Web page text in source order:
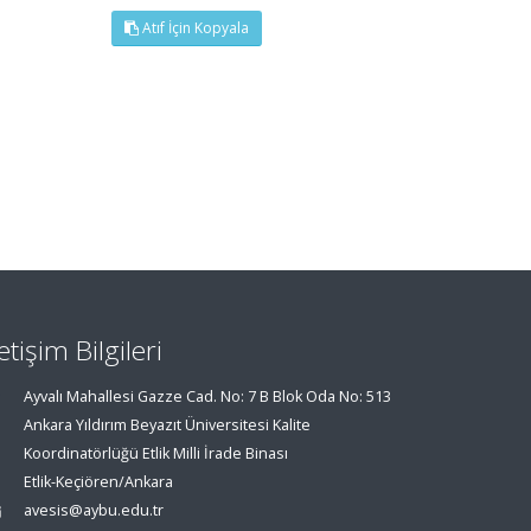
Atıf İçin Kopyala
Bilgileri
Ayvalı Mahallesi Gazze Cad. No: 7 B Blok Oda No: 513
Ankara Yıldırım Beyazıt Üniversitesi Kalite
Koordinatörlüğü Etlik Milli İrade Binası
Etlik-Keçiören/Ankara
avesis@aybu.edu.tr